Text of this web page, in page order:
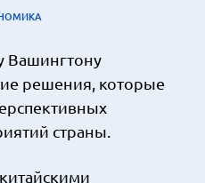
Вашингтону
решения, которые
страны.